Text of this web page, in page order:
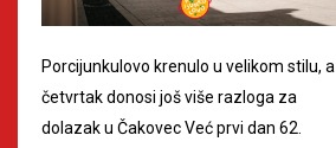
Porcijunkulovo krenulo u velikom stilu, a
četvrtak donosi još više razloga za
dolazak u Čakovec Već prvi dan 62.